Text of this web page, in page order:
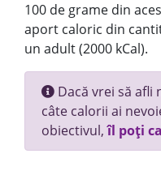
100 de grame din
aport caloric din
un adult (2000 kCal).
Dacă vrei să afli
câte calorii ai
obiectivul,îl poți